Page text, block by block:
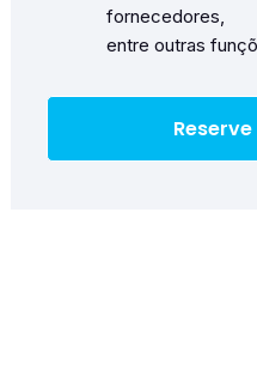
fornecedores,
entre outras